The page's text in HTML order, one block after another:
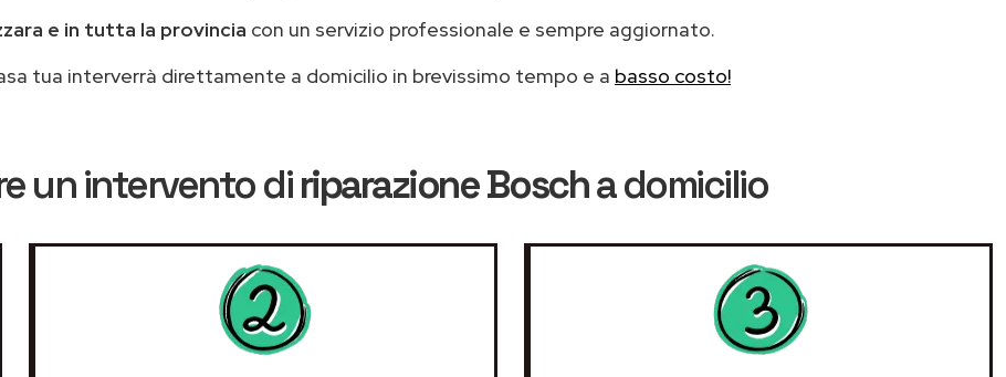
e in tutta la provincia con un servizio professionale e sempre aggiornato.
tua interverrà direttamente a domicilio in brevissimo tempo e a basso costo!
un intervento diriparazione Boscha domicilio